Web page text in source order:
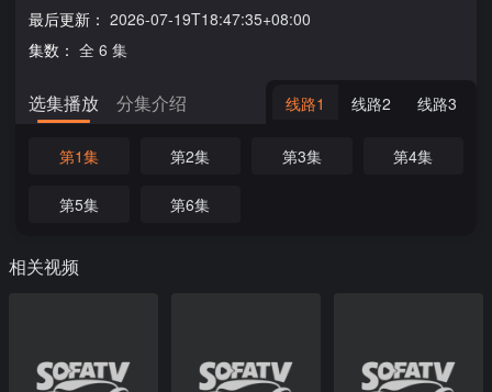
最后更新： 2026-07-19T18:47:35+08:00
集数： 全 6 集
选集播放 分集介绍 线路1 线路2 线路3
第1集 第2集 第3集 第4集
第5集 第6集
相关视频